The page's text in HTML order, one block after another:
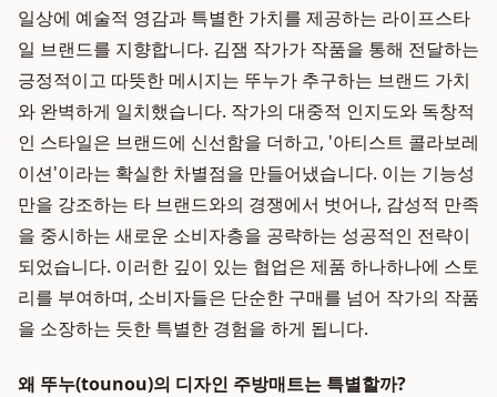
일상에 예술적 영감과 특별한 가치를 제공하는 라이프스타
일 브랜드를 지향합니다. 김잼 작가가 작품을 통해 전달하는
긍정적이고 따뜻한 메시지는 뚜누가 추구하는 브랜드 가치
와 완벽하게 일치했습니다. 작가의 대중적 인지도와 독창적
인 스타일은 브랜드에 신선함을 더하고, '아티스트 콜라보레
이션'이라는 확실한 차별점을 만들어냈습니다. 이는 기능성
만을 강조하는 타 브랜드와의 경쟁에서 벗어나, 감성적 만족
을 중시하는 새로운 소비자층을 공략하는 성공적인 전략이
되었습니다. 이러한 깊이 있는 협업은 제품 하나하나에 스토
리를 부여하며, 소비자들은 단순한 구매를 넘어 작가의 작품
을 소장하는 듯한 특별한 경험을 하게 됩니다.
왜 뚜누(tounou)의 디자인 주방매트는 특별할까?